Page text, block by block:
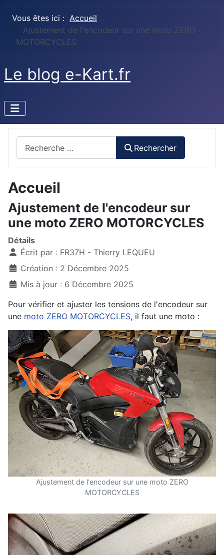
Vous êtes ici : Accueil
Ajustement de l'encodeur sur une moto ZERO
MOTORCYCLES
Le blog e-Kart.fr
Rechercher
Accueil
Ajustement de l'encodeur sur
une moto ZERO MOTORCYCLES
Détails
Écrit par : FR37H - Thierry LEQUEU
Création : 2 Décembre 2025
Mis à jour : 6 Décembre 2025
Pour vérifier et ajuster les tensions de l'encodeur sur
une moto ZERO MOTORCYCLES, il faut une moto :
Ajustement de l'encodeur sur une moto ZERO
MOTORCYCLES